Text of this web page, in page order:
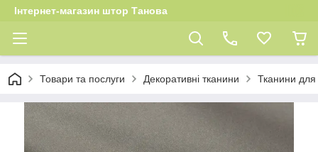
Інтернет-магазин штор Танова
Товари та послуги Декоративні тканини Тканини для